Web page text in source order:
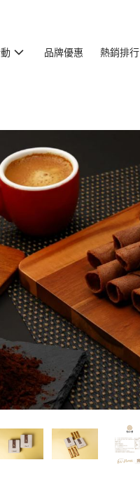
品牌優惠 熱銷排行